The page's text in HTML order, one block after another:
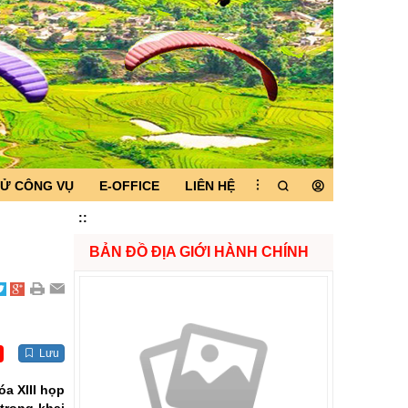
CÔNG VỤ E-OFFICE LIÊN HỆ
::
Lưu
XIII họp
BẢN ĐỒ ĐỊA GIỚI HÀNH CHÍNH